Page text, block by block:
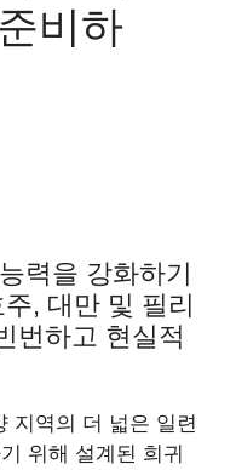
비하
력을 강화하기
, 대만 및 필리
번하고 현실적
지역의 더 넓은 일련
위해 설계된 희귀